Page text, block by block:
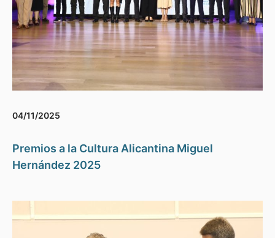
04/11/2025
Premios a la Cultura Alicantina Miguel
Hernández 2025